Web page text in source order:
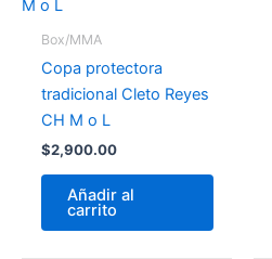
Box/MMA
Copa protectora
tradicional Cleto Reyes
CH M o L
$2,900.00
Añadir al
carrito